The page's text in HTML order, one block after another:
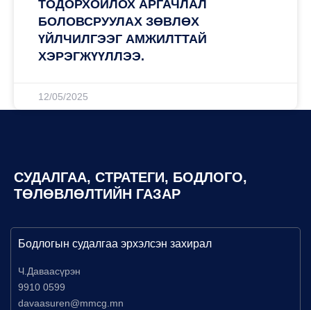
ТОДОРХОЙЛОХ АРГАЧЛАЛ
БОЛОВСРУУЛАХ ЗӨВЛӨХ
ҮЙЛЧИЛГЭЭГ АМЖИЛТТАЙ
ХЭРЭГЖҮҮЛЛЭЭ.
12/05/2025
СУДАЛГАА, СТРАТЕГИ, БОДЛОГО,
ТӨЛӨВЛӨЛТИЙН ГАЗАР
Бодлогын судалгаа эрхэлсэн захирал
Ч.Даваасүрэн
9910 0599
davaasuren@mmcg.mn